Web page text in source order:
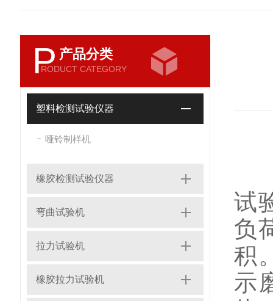
P 产品分类
RODUCT CATEGORY
塑料检测试验仪器
哑铃制样机
橡胶检测试验仪器
弯曲试验机
拉力试验机
橡胶拉力试验机
试
负
积
示